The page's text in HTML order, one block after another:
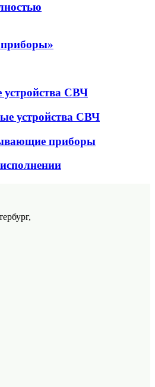
СВЧ
устройства СВЧ
приборы